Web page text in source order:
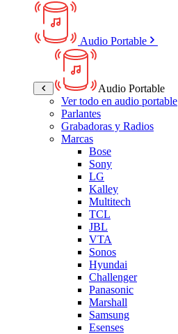
Audio Portable
Audio Portable
Ver todo en audio portable
Parlantes
Grabadoras y Radios
Marcas
Bose
Sony
LG
Kalley
Multitech
TCL
JBL
VTA
Sonos
Hyundai
Challenger
Panasonic
Marshall
Samsung
Esenses